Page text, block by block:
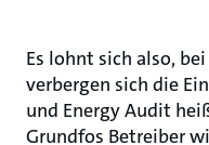
Es lohnt sich also,
verbergen sich die
und Energy Audit
Grundfos Betreiber